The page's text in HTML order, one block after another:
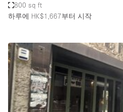
Living Space
Office Equipment
Private Parking
Raw
Rooftop / Terrace
800 sq ft
하루에 HK$1,667부터 시작